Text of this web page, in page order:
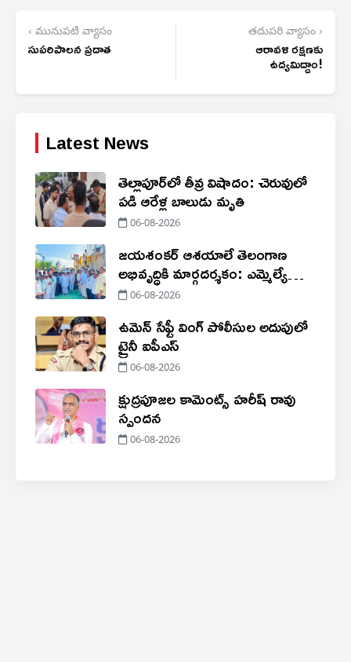
‹ మునుపటి వ్యాసం
సుపరిపాలన ప్రదాత
తదుపరి వ్యాసం ›
ఆరావళి రక్షణకు
ఉద్యమిద్దాం!
Latest News
తెల్లాపూర్‌లో తీవ్ర విషాదం: చెరువులో
పడి ఆరేళ్ల బాలుడు మృతి
06-08-2026
జయశంకర్ ఆశయాలే తెలంగాణ
అభివృద్ధికి మార్గదర్శకం: ఎమ్మెల్యే
పోచారం
06-08-2026
ఉమెన్ సేఫ్టీ వింగ్‌ పోలీసుల అదుపులో
ట్రైనీ ఐపీఎస్
06-08-2026
క్షుద్రపూజల కామెంట్స్ హరీష్ రావు
స్పందన
06-08-2026